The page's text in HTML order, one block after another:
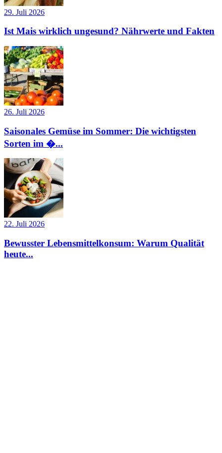
29. Juli 2026
Ist Mais wirklich ungesund? Nährwerte und Fakten
26. Juli 2026
Saisonales Gemüse im Sommer: Die wichtigsten
Sorten im �...
22. Juli 2026
Bewusster Lebensmittelkonsum: Warum Qualität
heute...